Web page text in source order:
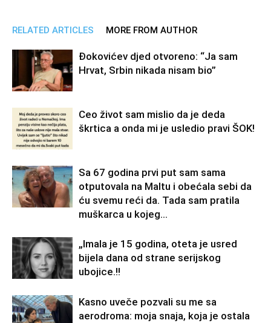
RELATED ARTICLES MORE FROM AUTHOR
Đokovićev djed otvoreno: “Ja sam
Hrvat, Srbin nikada nisam bio”
Ceo život sam mislio da je deda
škrtica a onda mi je usledio pravi ŠOK!
Sa 67 godina prvi put sam sama
otputovala na Maltu i obećala sebi da
ću svemu reći da. Tada sam pratila
muškarca u kojeg...
„Imala je 15 godina, oteta je usred
bijela dana od strane serijskog
ubojice.!!
Kasno uveče pozvali su me sa
aerodroma: moja snaja, koja je ostala